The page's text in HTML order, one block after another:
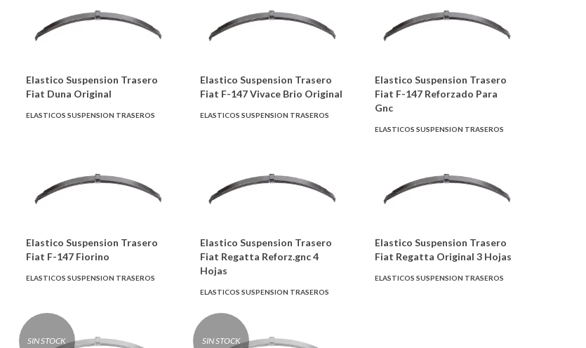
Elastico Suspension Trasero
Fiat Duna Original
ELASTICOS SUSPENSION TRASEROS
Elastico Suspension Trasero
Fiat F-147 Vivace Brio Original
ELASTICOS SUSPENSION TRASEROS
Elastico Suspension Trasero
Fiat F-147 Reforzado Para
Gnc
ELASTICOS SUSPENSION TRASEROS
Elastico Suspension Trasero
Fiat F-147 Fiorino
ELASTICOS SUSPENSION TRASEROS
Elastico Suspension Trasero
Fiat Regatta Reforz.gnc 4
Hojas
ELASTICOS SUSPENSION TRASEROS
Elastico Suspension Trasero
Fiat Regatta Original 3 Hojas
ELASTICOS SUSPENSION TRASEROS
SIN STOCK SIN STOCK